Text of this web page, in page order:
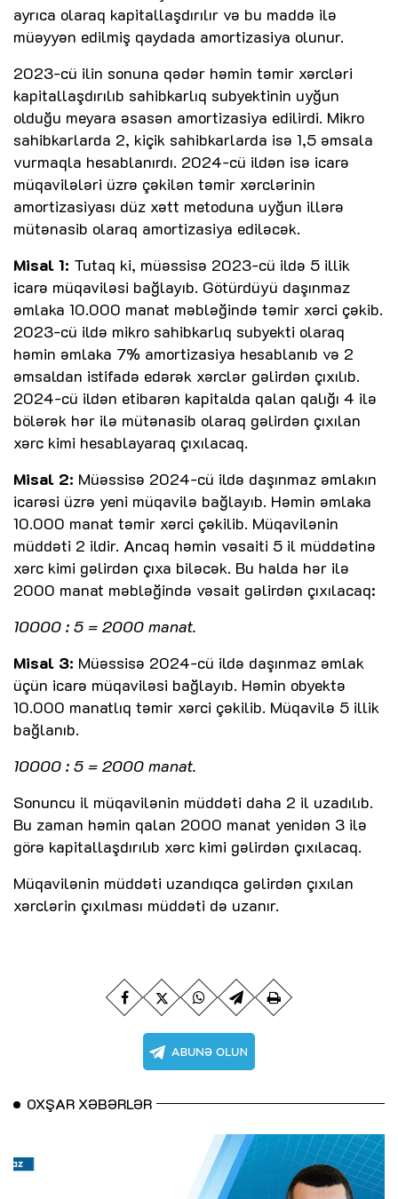
ayrıca olaraq kapitallaşdırılır və bu maddə ilə
müəyyən edilmiş qaydada amortizasiya olunur.
2023-cü ilin sonuna qədər həmin təmir xərcləri
kapitallaşdırılıb sahibkarlıq subyektinin uyğun
olduğu meyara əsasən amortizasiya edilirdi. Mikro
sahibkarlarda 2, kiçik sahibkarlarda isə 1,5 əmsala
vurmaqla hesablanırdı. 2024-cü ildən isə icarə
müqavilələri üzrə çəkilən təmir xərclərinin
amortizasiyası düz xətt metoduna uyğun illərə
mütənasib olaraq amortizasiya ediləcək.
Misal 1: Tutaq ki, müəssisə 2023-cü ildə 5 illik
icarə müqaviləsi bağlayıb. Götürdüyü daşınmaz
əmlaka 10.000 manat məbləğində təmir xərci çəkib.
2023-cü ildə mikro sahibkarlıq subyekti olaraq
həmin əmlaka 7% amortizasiya hesablanıb və 2
əmsaldan istifadə edərək xərclər gəlirdən çıxılıb.
2024-cü ildən etibarən kapitalda qalan qalığı 4 ilə
bölərək hər ilə mütənasib olaraq gəlirdən çıxılan
xərc kimi hesablayaraq çıxılacaq.
Misal 2: Müəssisə 2024-cü ildə daşınmaz əmlakın
icarəsi üzrə yeni müqavilə bağlayıb. Həmin əmlaka
10.000 manat təmir xərci çəkilib. Müqavilənin
müddəti 2 ildir. Ancaq həmin vəsaiti 5 il müddətinə
xərc kimi gəlirdən çıxa biləcək. Bu halda hər ilə
2000 manat məbləğində vəsait gəlirdən çıxılacaq:
10000 : 5 = 2000 manat.
Misal 3: Müəssisə 2024-cü ildə daşınmaz əmlak
üçün icarə müqaviləsi bağlayıb. Həmin obyektə
10.000 manatlıq təmir xərci çəkilib. Müqavilə 5 illik
bağlanıb.
10000 : 5 = 2000 manat.
Sonuncu il müqavilənin müddəti daha 2 il uzadılıb.
Bu zaman həmin qalan 2000 manat yenidən 3 ilə
görə kapitallaşdırılıb xərc kimi gəlirdən çıxılacaq.
Müqavilənin müddəti uzandıqca gəlirdən çıxılan
xərclərin çıxılması müddəti də uzanır.
OXŞAR XƏBƏRLƏR